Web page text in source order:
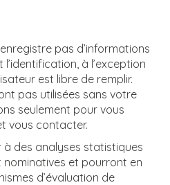
pas d’informations
à l’exception
est libre de remplir.
pas utilisées sans votre
seulement pour vous
vous contacter.
des analyses statistiques
nominatives et pourront en
d’évaluation de